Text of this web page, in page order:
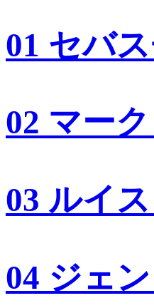
01 セバ
02 マー
03 ルイ
04 ジェ